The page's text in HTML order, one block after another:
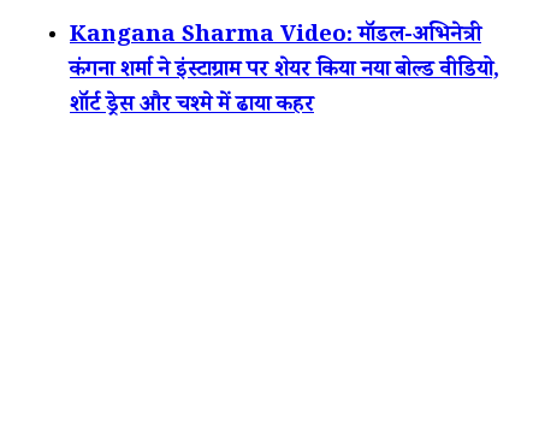
Kangana Sharma Video: मॉडल-अभिनेत्री
कंगना शर्मा ने इंस्टाग्राम पर शेयर किया नया बोल्ड वीडियो,
शॉर्ट ड्रेस और चश्मे में ढाया कहर